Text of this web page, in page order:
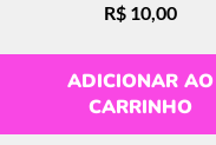
R$10,00
ADICIONAR AO
CARRINHO